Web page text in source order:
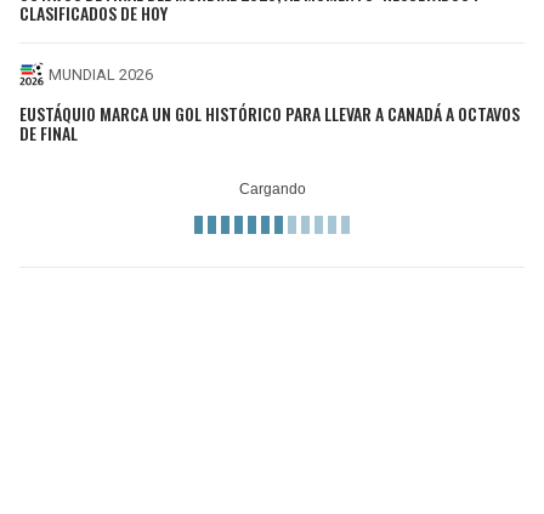
CLASIFICADOS DE HOY
MUNDIAL 2026
EUSTÁQUIO MARCA UN GOL HISTÓRICO PARA LLEVAR A CANADÁ A OCTAVOS
DE FINAL